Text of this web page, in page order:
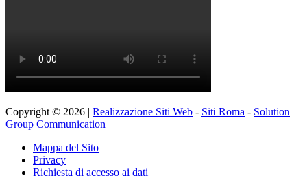
Copyright © 2026 | Realizzazione Siti Web - Siti Roma - Solution
Group Communication
Mappa del Sito
Privacy
Richiesta di accesso ai dati